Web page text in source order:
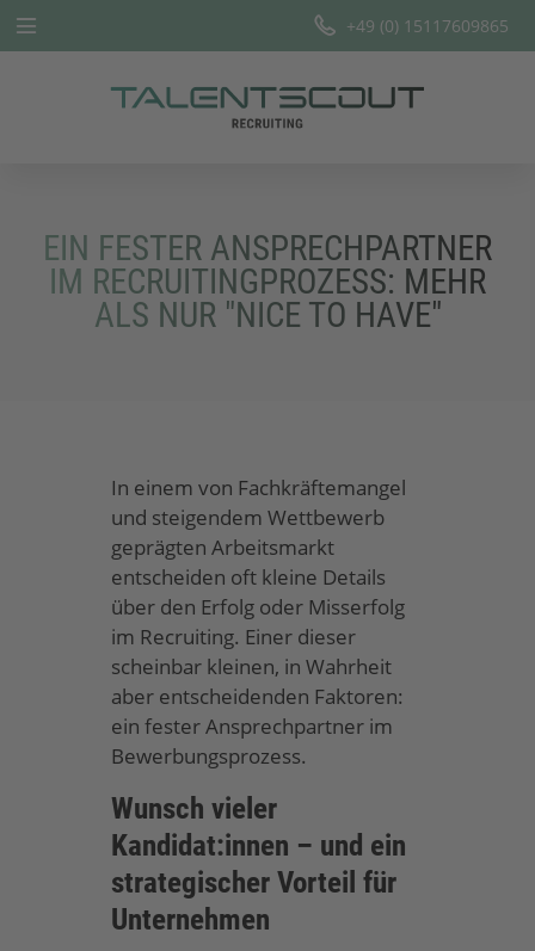
Team
Offene Stellen
+49 (0) 15117609865
EIN FESTER ANSPRECHPARTNER
IM RECRUITINGPROZESS: MEHR
ALS NUR "NICE TO HAVE"
In einem von Fachkräftemangel
und steigendem Wettbewerb
geprägten Arbeitsmarkt
entscheiden oft kleine Details
über den Erfolg oder Misserfolg
im Recruiting. Einer dieser
scheinbar kleinen, in Wahrheit
aber entscheidenden Faktoren:
ein fester Ansprechpartner im
Bewerbungsprozess.
Wunsch vieler
Kandidat:innen – und ein
strategischer Vorteil für
Unternehmen